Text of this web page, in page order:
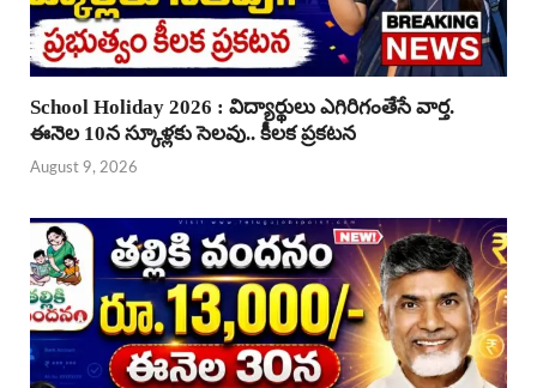
School Holiday 2026 : విద్యార్థులు ఎగిరిగంతేసే వార్త.
ఈనెల 10న స్కూళ్లకు సెలవు.. కీలక ప్రకటన
August 9, 2026